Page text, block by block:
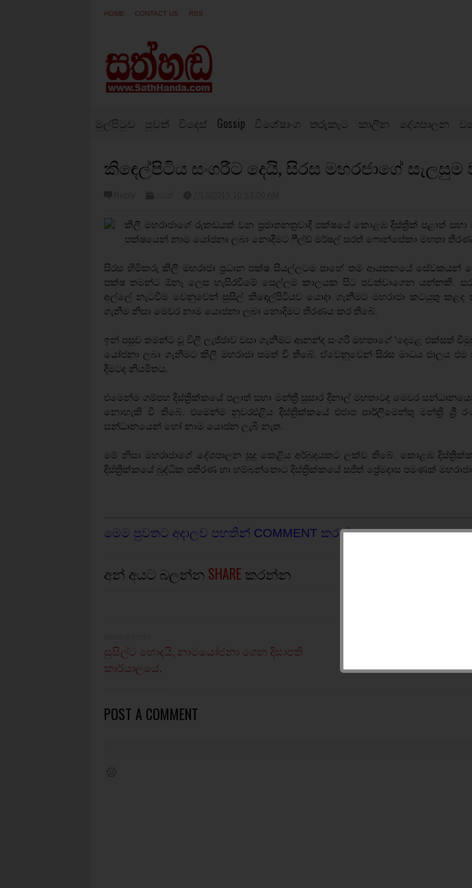
HOME CONTACT US RSS
මුල්පිටුව පුවත් විදෙස් Gossip විශේෂාංග තරුකැට කාලීන දේශපාලන
කිඳෙල්පිටිය සංගරීට දෙයි, සිරස මහරජාගේ සැලසුම
කිලී මහරාජාගේ රුකඩයක් වන ප්‍රජාතනත්‍රවාදි පක්ෂයේ කොළඹ දිස්ත්‍රික් පළාත්
පක්ෂයෙන් නාම යෝජනා ලබා නොදීමට ෆීල්ඩ් මර්ෂල් සරත් ෆොන්සේකා මහතා
සිරස හිමිකරු කිලී මහරාජා ප්‍රධාන පක්ෂ සියල්ලටම පාහේ තම ආයතනයේ සේවකයන්
පක්ෂ තමන්ට ඕනෑ ලෙස හැසිරවීමේ සෙල්ලම කාලයක සිට පවත්වාගෙන යන්නකි.
අල්ලේ නැටවීම වෙනුවෙන් සුසිල් කි‍ඳෙල්පිටියව යොදා ගැනීමට මහරාජා කටයුතු කළද
ගැනීම නිසා මෙවර නාම යොජනා ලබා නොදිමට තීරණය කර තිබේ.
ඉන් පසුව තමන්ට වූ විලි ලැජ්ජාව වසා ගැනීමට ආනන්ද සංගරී මහතාගේ 'දෙමළ එක්සත්
යෝජනා ලබා ගැනීමට කිලී මහරාජා සමත් වී තිබේ. ඒවෙනුවෙන් සිරස මාධය ජාලය එම
දීමටද නියමිතය.
එමෙන්ම ගම්පහ දිස්ත්‍රික්කයේ පලාත් සභා මන්ත්‍රී සුසාර දිනාල් මහතාටද මෙවර
නොහැකි වී තිබේ. එමෙන්ම නුවරඑළිය දිස්ත්‍රික්කයේ එජාප පාර්ලිමෙන්තු මන්ත්‍රී ශ්‍රී
සන්ධානයෙන් හෝ නාම යොජන ලැබී නැත.
මේ නිසා මහරාජාගේ දේශපාලන සූදු කෙළිය අර්බුදයකට ලක්ව තිබේ. කොළඹ
දිස්ත්‍රික්කයේ බුද්ධික පතිරණ හා හම්බන්තොට දිස්ත්‍රික්කයේ සජිත් ප්‍රේමදාස පමණක්
මෙම පුවතට අදාලව පහතින් COMMENT කරන්න.
අන් අයට බලන්න SHARE කරන්න
සුසිල්ට හොදයි, නාමයෝජනා ගෙන දිසාපති
කාර්යාලයේ.
ජනකත් පස්ස ගහයි,
POST A COMMENT